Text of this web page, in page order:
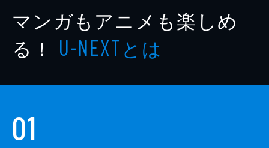
マンガもアニメも楽しめ
る！ U-NEXTとは
01